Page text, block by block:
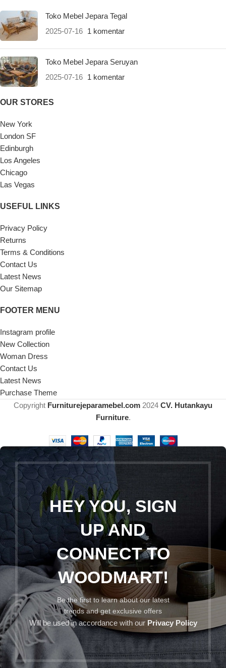
Toko Mebel Jepara Tegal
2025-07-16 1 komentar
Toko Mebel Jepara Seruyan
2025-07-16 1 komentar
OUR STORES
New York
London SF
Edinburgh
Los Angeles
Chicago
Las Vegas
USEFUL LINKS
Privacy Policy
Returns
Terms & Conditions
Contact Us
Latest News
Our Sitemap
FOOTER MENU
Instagram profile
New Collection
Woman Dress
Contact Us
Latest News
Purchase Theme
Copyright Furniturejeparamebel.com 2024 CV. Hutankayu
Furniture.
HEY YOU, SIGN
UP AND
CONNECT TO
WOODMART!
Be the first to learn about our latest
trends and get exclusive offers
Will be used in accordance with our Privacy Policy